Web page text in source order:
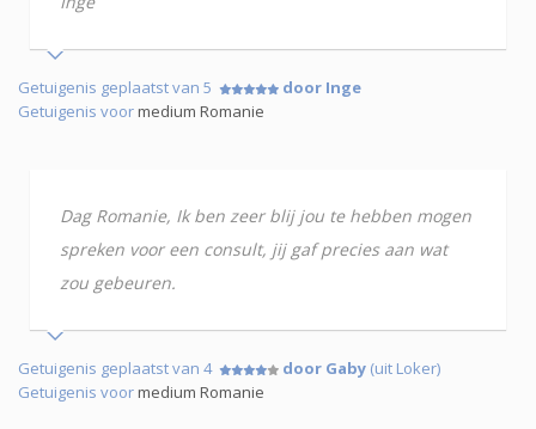
Getuigenis geplaatst van 5
door Inge
Getuigenis voormedium Romanie
Dag Romanie, Ik ben zeer blij jou te hebben mogen
spreken voor een consult, jij gaf precies aan wat
zou gebeuren.
Getuigenis geplaatst van 4 door Gaby (uit Loker)
Getuigenis voormedium Romanie